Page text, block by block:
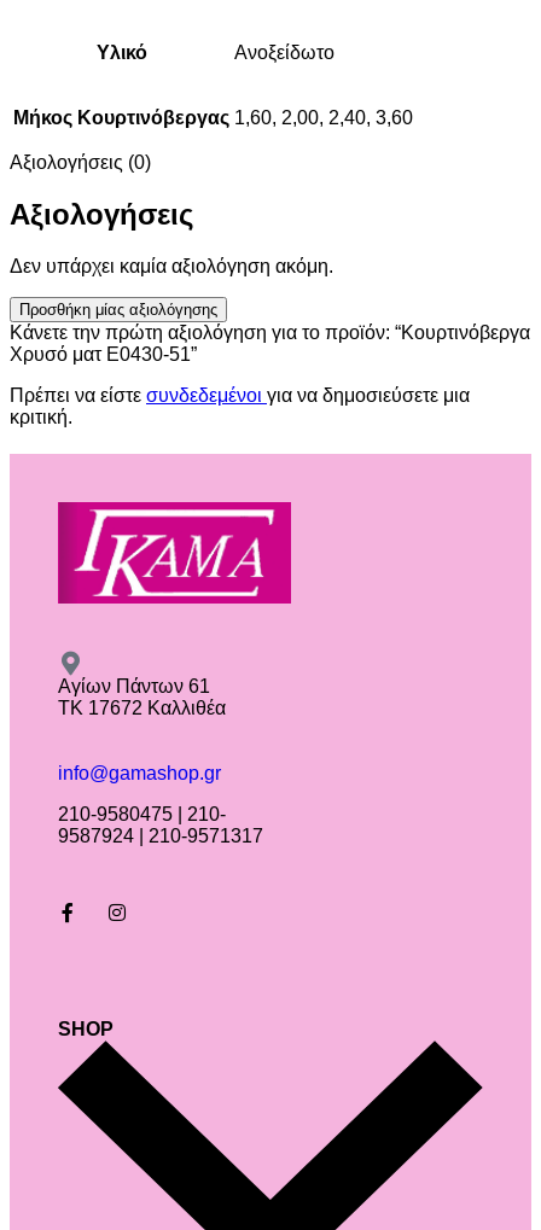
Υλικό Ανοξείδωτο
Μήκος Κουρτινόβεργας 1,60, 2,00, 2,40, 3,60
Αξιολογήσεις (0)
Αξιολογήσεις
Δεν υπάρχει καμία αξιολόγηση ακόμη.
Προσθήκη μίας αξιολόγησης
Κάνετε την πρώτη αξιολόγηση για το προϊόν: “Κουρτινόβεργα
Χρυσό ματ E0430-51”
Πρέπει να είστε συνδεδεμένοι για να δημοσιεύσετε μια
κριτική.
Αγίων Πάντων 61
ΤΚ 17672 Καλλιθέα
info@gamashop.gr
210-9580475 | 210-
9587924 | 210-9571317
SHOP